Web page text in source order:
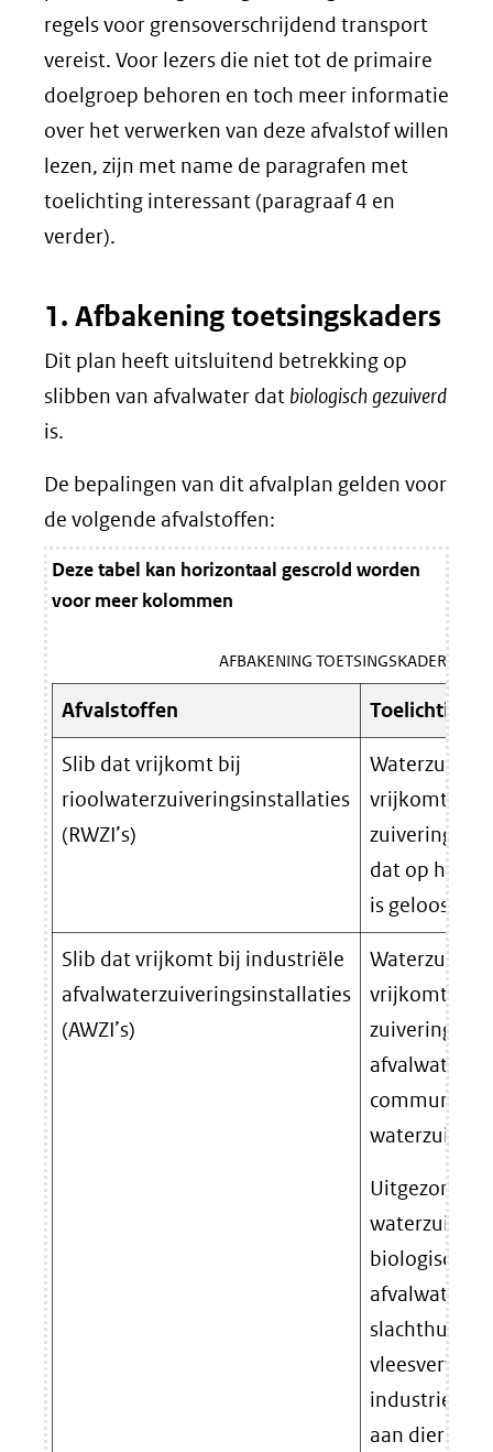
regels voor grensoverschrijdend transport
vereist. Voor lezers die niet tot de primaire
doelgroep behoren en toch meer informatie
over het verwerken van deze afvalstof willen
lezen, zijn met name de paragrafen met
toelichting interessant (paragraaf 4 en
verder).
1. Afbakening toetsingskaders
Dit plan heeft uitsluitend betrekking op
slibben van afvalwater dat biologisch gezuiverd
is.
De bepalingen van dit afvalplan gelden voor
de volgende afvalstoffen:
Deze tabel kan horizontaal gescrold worden
voor meer kolommen
AFBAKENING TOETSINGSKADERS
Afvalstoffen Toelichting
Slib dat vrijkomt bij
rioolwaterzuiveringsinstallaties
(RWZI’s)
vrijkomt bij
zuivering
dat op het
is geloosd.
Slib dat vrijkomt bij industriële
afvalwaterzuiveringsinstallaties
(AWZI’s)
vrijkomt bij
zuivering
afvalwater
communale
biologische
afvalwater
slachthuizen
industrie dat
aan dierlijk